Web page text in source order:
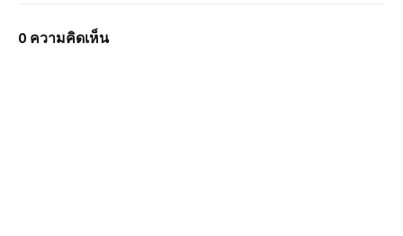
0 ความคิดเห็น